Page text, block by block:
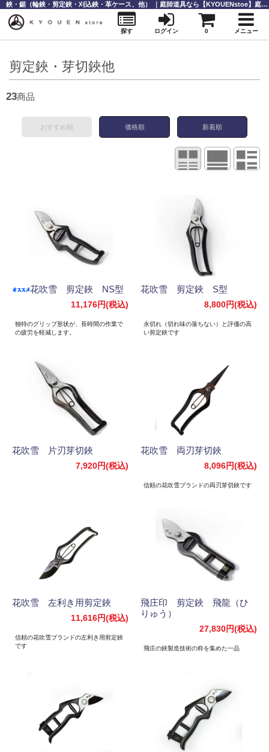
剪定鋏・芽切鋏他
23商品
おすすめ順 価格順 新着順
花吹雪 剪定鋏 NS型
11,176円(税込)
独特のグリップ形状が、長時間の作業で
の疲労を軽減します。
花吹雪 剪定鋏 S型
8,800円(税込)
永切れ（切れ味の落ちない）と評価の高
い剪定鋏です
花吹雪 片刃芽切鋏
7,920円(税込)
花吹雪 両刃芽切鋏
8,096円(税込)
信頼の花吹雪ブランドの両刃芽切鋏です
花吹雪 左利き用剪定鋏
11,616円(税込)
信頼の花吹雪ブランドの左利き用剪定鋏
です
飛庄印 剪定鋏 飛龍（ひ
りゅう）
27,830円(税込)
飛庄の鋏製造技術の粋を集めた一品
鋏・鋸（輪鋏・剪定鋏・刈込鋏・革ケース、他） ｜庭師道具なら【KYOUENstoe】庭師道具・造園資材の販売と通販
探す ログイン 0 メニュー